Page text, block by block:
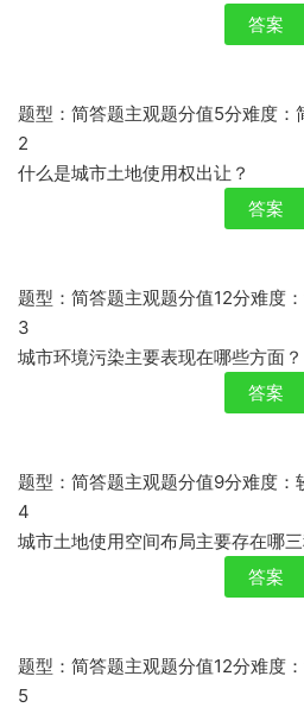
答案
题型：简答题主观题分值5分难度：
2
什么是城市土地使用权出让？
答案
题型：简答题主观题分值12分难度
3
城市环境污染主要表现在哪些方面？
答案
题型：简答题主观题分值9分难度：
4
城市土地使用空间布局主要存在哪
答案
题型：简答题主观题分值12分难度
5